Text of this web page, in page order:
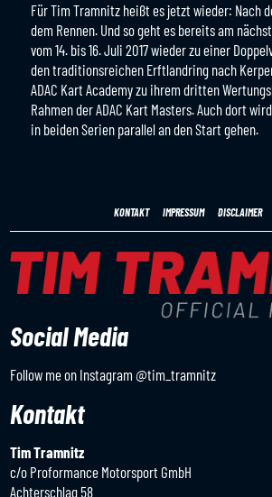
Für Tim Tramnitz heißt es jetzt wieder: Nach
dem Rennen. Und so geht es bereits am
vom 14. bis 16. Juli 2017 wieder zu einer
den traditionsreichen Erftlandring nach
ADAC Kart Academy zu ihrem dritten
Rahmen der ADAC Kart Masters. Auch dort
in beiden Serien parallel an den Start gehen.
DISCLAIMER
IMPRESSUM
KONTAKT
Social Media
Follow me on Instagram@tim_tramnitz
Kontakt
Tim Tramnitz
c/o Proformance Motorsport GmbH
Achterschlag 58